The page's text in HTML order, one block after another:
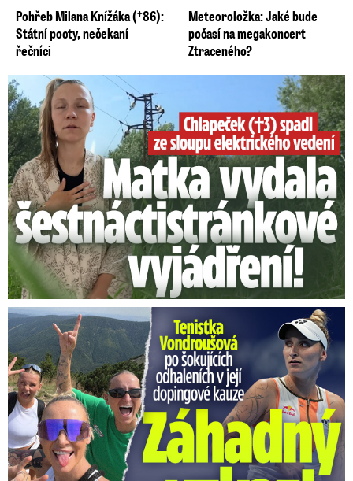
Pohřeb Milana Knížáka (†86):
Státní pocty, nečekaní
řečníci
Meteoroložka: Jaké bude
počasí na megakoncert
Ztraceného?
Smrtelný pád chlapce: Matka vydala vyjádření na 16 stran
Vondroušová po šokujících odhaleních v kauze: Záhadný vzkaz!